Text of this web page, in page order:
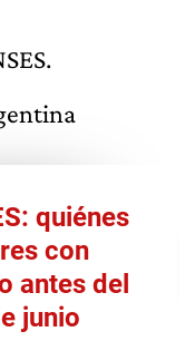
quiénes
con
antes del
junio